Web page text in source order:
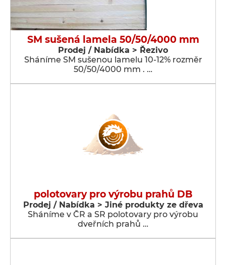
SM sušená lamela 50/50/4000 mm
Prodej / Nabídka > Řezivo
Sháníme SM sušenou lamelu 10-12% rozměr
50/50/4000 mm . …
polotovary pro výrobu prahů DB
Prodej / Nabídka > Jiné produkty ze dřeva
Sháníme v ČR a SR polotovary pro výrobu
dveřních prahů …